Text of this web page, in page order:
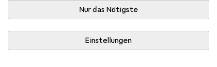
Nur das Nötigste
Einstellungen
Zwischen Fr, 14.8. und Mi, 19.8. geliefert